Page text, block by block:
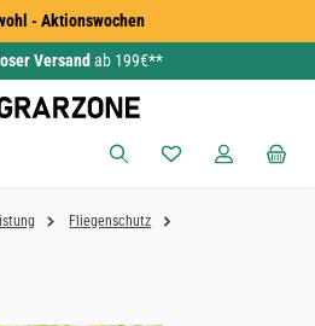
- Aktionswochen
Versand ab 199€**
Du hast 0
Fliegenschutz